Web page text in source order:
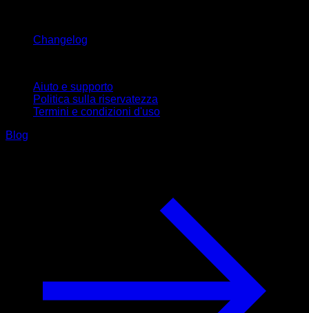
Changelog
Aiuto e supporto
Politica sulla riservatezza
Termini e condizioni d'uso
Blog